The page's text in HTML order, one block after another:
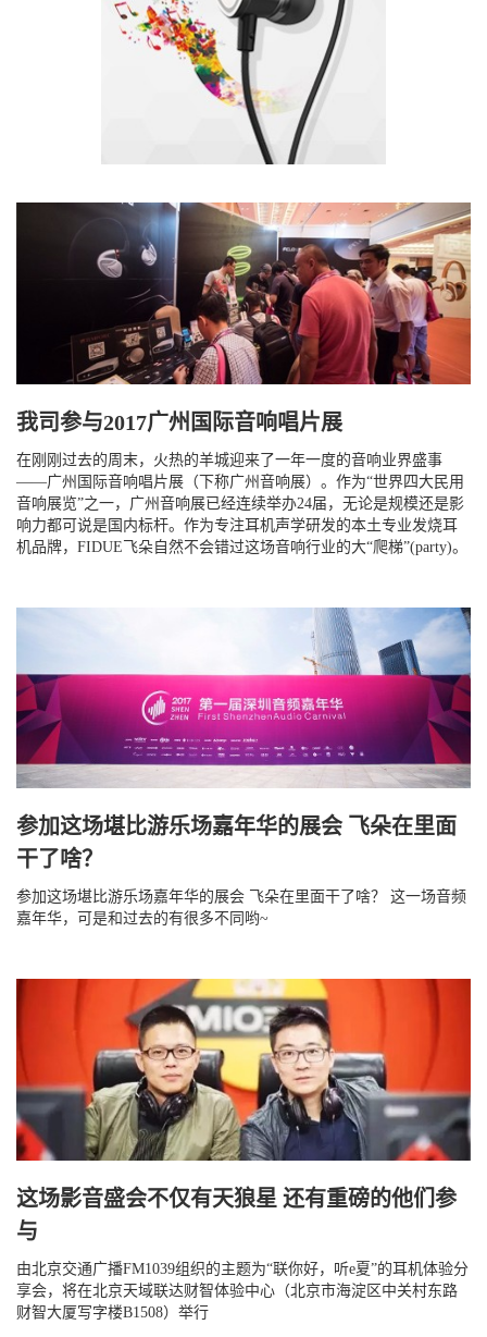
我司参与2017广州国际音响唱片展
在刚刚过去的周末，火热的羊城迎来了一年一度的音响业界盛事
——广州国际音响唱片展（下称广州音响展）。作为“世界四大民用
音响展览”之一，广州音响展已经连续举办24届，无论是规模还是影
响力都可说是国内标杆。作为专注耳机声学研发的本土专业发烧耳
机品牌，FIDUE飞朵自然不会错过这场音响行业的大“爬梯”(party)。
参加这场堪比游乐场嘉年华的展会 飞朵在里面
干了啥？
参加这场堪比游乐场嘉年华的展会 飞朵在里面干了啥？ 这一场音频
嘉年华，可是和过去的有很多不同哟~
这场影音盛会不仅有天狼星 还有重磅的他们参
与
由北京交通广播FM1039组织的主题为“联你好，听e夏”的耳机体验分
享会，将在北京天域联达财智体验中心（北京市海淀区中关村东路
财智大厦写字楼B1508）举行